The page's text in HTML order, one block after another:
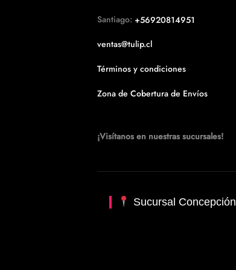
Santiago: +56920814951
ventas@tulip.cl
Términos y condiciones
Zona de Cobertura de Envíos
¡Visítanos en nuestras sucursales!
Sucursal Concepción